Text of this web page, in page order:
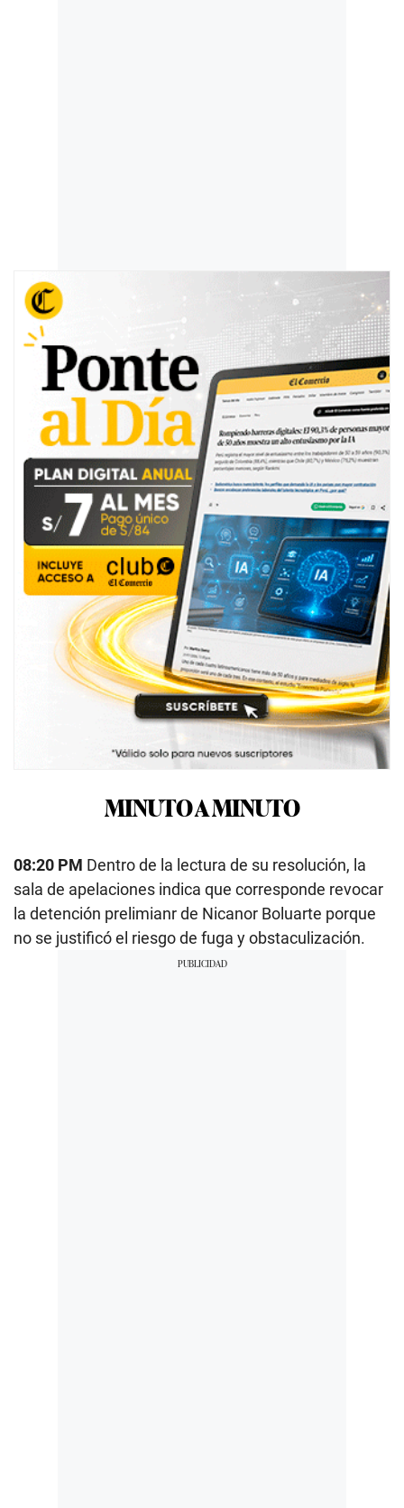
MINUTO A MINUTO
08:20 PM Dentro de la lectura de su resolución, la
sala de apelaciones indica que corresponde revocar
la detención prelimianr de Nicanor Boluarte porque
no se justificó el riesgo de fuga y obstaculización.